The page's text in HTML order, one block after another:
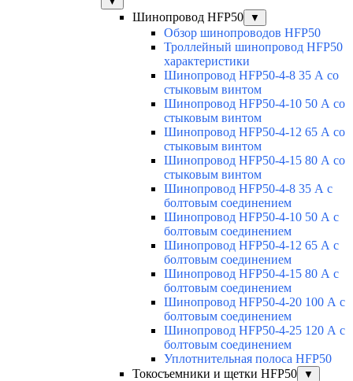
Шинопровод HFP50 ▼
Обзор шинопроводов HFP50
Троллейный шинопровод HFP50
характеристики
Шинопровод HFP50-4-8 35 А со
стыковым винтом
Шинопровод HFP50-4-10 50 А со
стыковым винтом
Шинопровод HFP50-4-12 65 А со
стыковым винтом
Шинопровод HFP50-4-15 80 А со
стыковым винтом
Шинопровод HFP50-4-8 35 А с
болтовым соединением
Шинопровод HFP50-4-10 50 А с
болтовым соединением
Шинопровод HFP50-4-12 65 А с
болтовым соединением
Шинопровод HFP50-4-15 80 А с
болтовым соединением
Шинопровод HFP50-4-20 100 А с
болтовым соединением
Шинопровод HFP50-4-25 120 А с
болтовым соединением
Уплотнительная полоса HFP50
Токосъемники и щетки HFP50
▼